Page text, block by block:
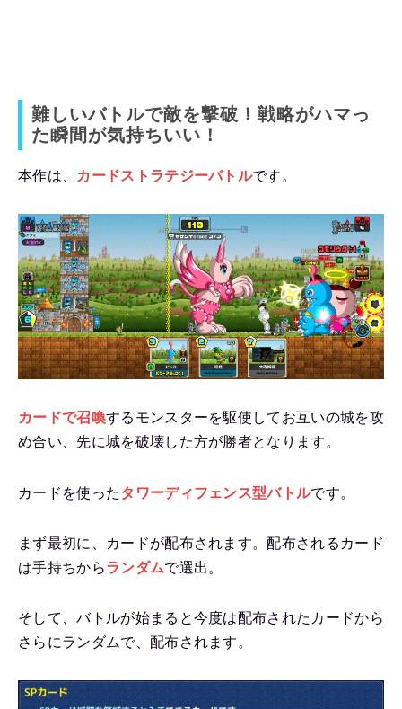
難しいバトルで敵を撃破！戦略がハマっ
た瞬間が気持ちいい！
本作は、 カードストラテジーバトルです。
カードで召喚するモンスターを駆使してお互いの城を攻
め合い、先に城を破壊した方が勝者となります。
カードを使ったタワーディフェンス型バトルです。
まず最初に、カードが配布されます。配布されるカード
は手持ちからランダムで選出。
そして、バトルが始まると今度は配布されたカードから
さらにランダムで、配布されます。